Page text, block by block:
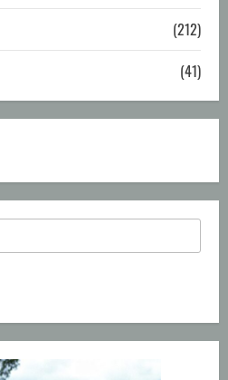
(212)
(41)